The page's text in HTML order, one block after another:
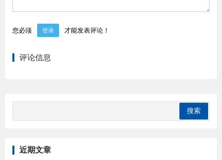
您必须 登录 才能发表评论！
评论信息
近期文章